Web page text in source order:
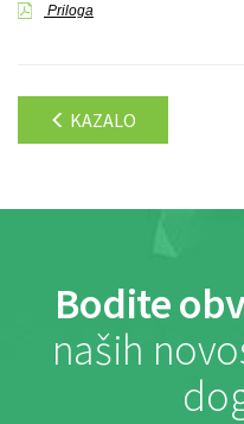
Priloga
KAZALO
Bodite
naših